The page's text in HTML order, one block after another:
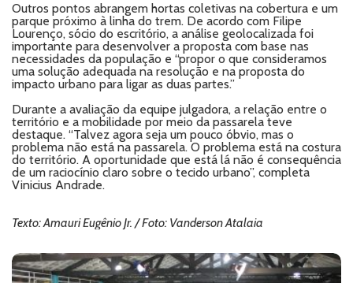
Outros pontos abrangem hortas coletivas na cobertura e um
parque próximo à linha do trem. De acordo com Filipe
Lourenço, sócio do escritório, a análise geolocalizada foi
importante para desenvolver a proposta com base nas
necessidades da população e “propor o que consideramos
uma solução adequada na resolução e na proposta do
impacto urbano para ligar as duas partes.”
Durante a avaliação da equipe julgadora, a relação entre o
território e a mobilidade por meio da passarela teve
destaque. “Talvez agora seja um pouco óbvio, mas o
problema não está na passarela. O problema está na costura
do território. A oportunidade que está lá não é consequência
de um raciocínio claro sobre o tecido urbano”, completa
Vinicius Andrade.
Texto: Amauri Eugênio Jr. / Foto: Vanderson Atalaia